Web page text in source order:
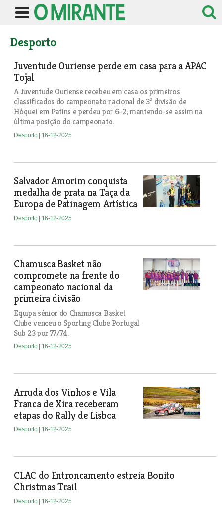
Desporto
Juventude Ouriense perde em casa para a APAC
Tojal
A Juventude Ouriense recebeu em casa os primeiros
classificados do campeonato nacional de 3ª divisão de
Hóquei em Patins e perdeu por 6-2, mantendo-se assim na
última posição do campeonato.
Desporto | 16-12-2025
Salvador Amorim conquista
medalha de prata na Taça da
Europa de Patinagem Artística
Desporto | 16-12-2025
Chamusca Basket não
compromete na frente do
campeonato nacional da
primeira divisão
Equipa sénior do Chamusca Basket
Clube venceu o Sporting Clube Portugal
Sub 23 por 77/74.
Desporto | 16-12-2025
Arruda dos Vinhos e Vila
Franca de Xira receberam
etapas do Rally de Lisboa
Desporto | 16-12-2025
CLAC do Entroncamento estreia Bonito
Christmas Trail
Desporto | 16-12-2025